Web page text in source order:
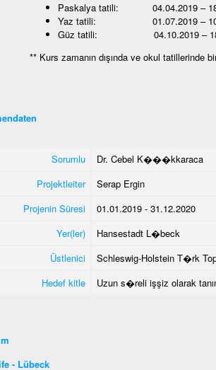
Paskalya tatili: 04.04.2019 –
Yaz tatili: 01.07.2019 –
Güz tatili: 04.10.2019 –
** Kurs zamanın dışında ve okul tatillerinde
Sorumlu
Dr. Cebel K���kkaraca
Projektleiter
Serap Ergin
Projenin Süresi
01.01.2019 - 31.12.2020
Yer(ler)
Hansestadt L�beck
Üstlenici
Schleswig-Holstein T�rk
Hedef kitle
Uzun s�reli işşiz olarak
- Lübeck